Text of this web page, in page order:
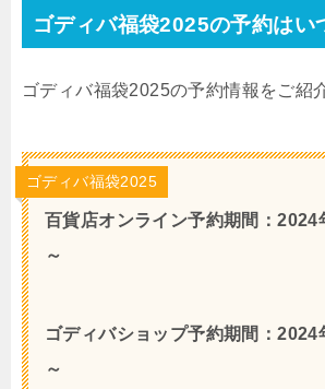
ゴディバ福袋2025の予約はい
ゴディバ福袋2025の予約情報をご紹
ゴディバ福袋2025
百貨店オンライン予約期間：2024
～
ゴディバショップ予約期間：2024
～